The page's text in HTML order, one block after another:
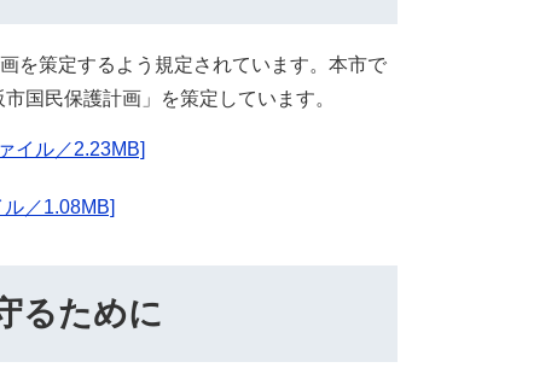
を策定するよう規定されています。本市で
国民保護計画」を策定しています。
イル／2.23MB]
／1.08MB]
るために